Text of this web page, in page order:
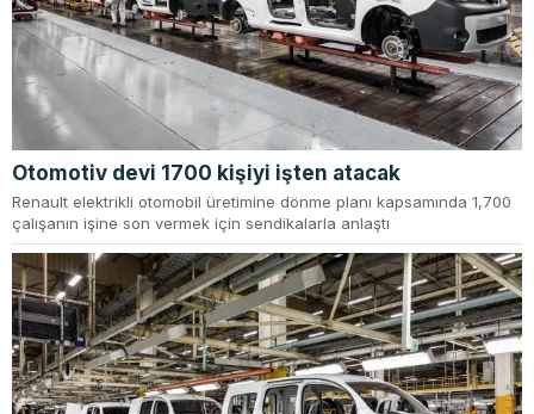
Otomotiv devi 1700 kişiyi işten atacak
Renault elektrikli otomobil üretimine dönme planı kapsamında 1,700
çalışanın işine son vermek için sendikalarla anlaştı